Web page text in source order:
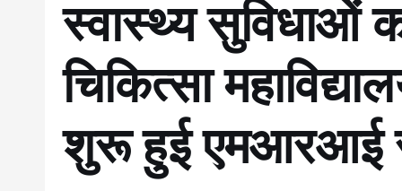
स्वास्थ्य सुविधाओं
चिकित्सा
शुरू हुई एमआरआई